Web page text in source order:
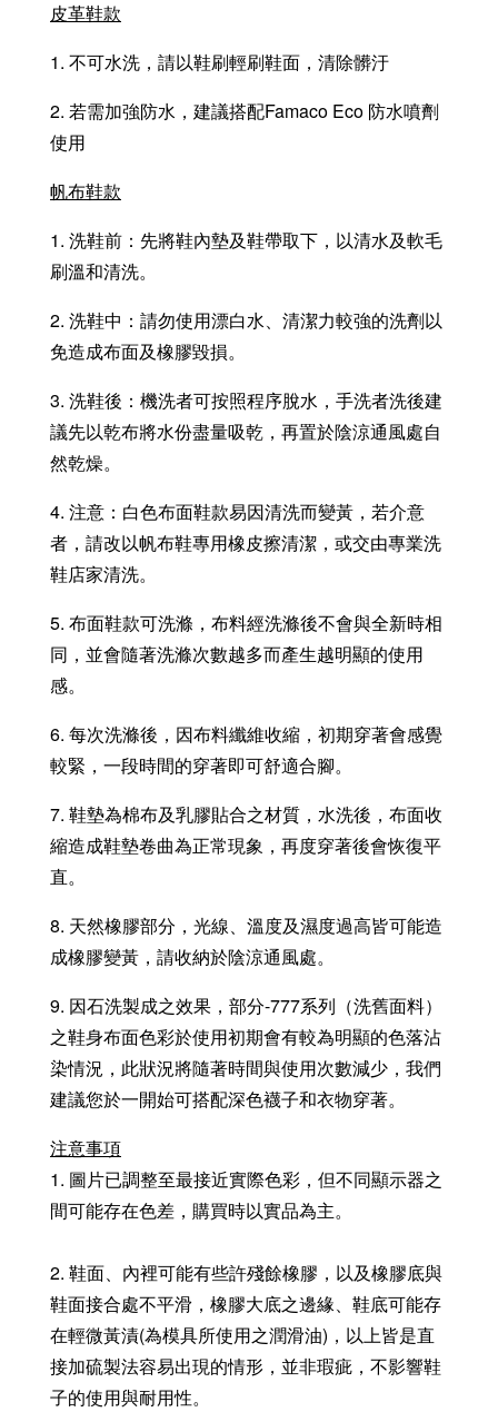
皮革鞋款
1. 不可水洗，請以鞋刷輕刷鞋面，清除髒汙
2. 若需加強防水，建議搭配Famaco Eco 防水噴劑
使用
帆布鞋款
1. 洗鞋前：先將鞋內墊及鞋帶取下，以清水及軟毛
刷溫和清洗。
2. 洗鞋中：請勿使用漂白水、清潔力較強的洗劑以
免造成布面及橡膠毀損。
3. 洗鞋後：機洗者可按照程序脫水，手洗者洗後建
議先以乾布將水份盡量吸乾，再置於陰涼通風處自
然乾燥。
4. 注意：白色布面鞋款易因清洗而變黃，若介意
者，請改以帆布鞋專用橡皮擦清潔，或交由專業洗
鞋店家清洗。
5. 布面鞋款可洗滌，布料經洗滌後不會與全新時相
同，並會隨著洗滌次數越多而產生越明顯的使用
感。
6. 每次洗滌後，因布料纖維收縮，初期穿著會感覺
較緊，一段時間的穿著即可舒適合腳。
7. 鞋墊為棉布及乳膠貼合之材質，水洗後，布面收
縮造成鞋墊卷曲為正常現象，再度穿著後會恢復平
直。
8. 天然橡膠部分，光線、溫度及濕度過高皆可能造
成橡膠變黃，請收納於陰涼通風處。
9. 因石洗製成之效果，部分-777系列（洗舊面料）
之鞋身布面色彩於使用初期會有較為明顯的色落沾
染情況，此狀況將隨著時間與使用次數減少，我們
建議您於一開始可搭配深色襪子和衣物穿著。
注意事項
1. 圖片已調整至最接近實際色彩，但不同顯示器之
間可能存在色差，購買時以實品為主。
2. 鞋面、內裡可能有些許殘餘橡膠，以及橡膠底與
鞋面接合處不平滑，橡膠大底之邊緣、鞋底可能存
在輕微黃漬(為模具所使用之潤滑油)，以上皆是直
接加硫製法容易出現的情形，並非瑕疵，不影響鞋
子的使用與耐用性。